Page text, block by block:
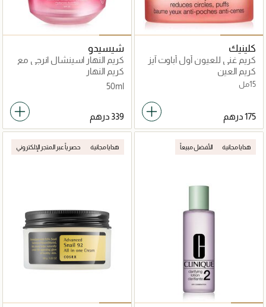
كلينيك
كريم غني للعيون أول أباوت آيز
ريتش
كريم العين
15مل
شيسيدو
كريم النهار اسينشال انرجي مع
عامل حماية 20 50مل
كريم النهار
50ml
هدايا مجانية الأفضل مبيعاً هدايا مجانية حصرياً عبر المتجر الإلكتروني